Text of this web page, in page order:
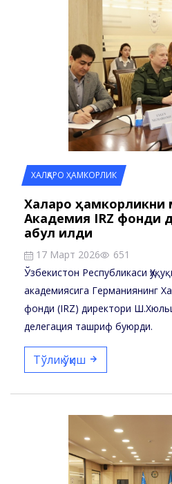
ХАЛҚАРО ҲАМКОРЛИК
Халқаро
Академия IRZ фонди
қабул қилди
17 Март 2026
651
Ўзбекистон Республикаси
академиясига Германиянинг
фонди (IRZ) директори
делегация ташриф буюрди.
Тўлиқ ўқиш